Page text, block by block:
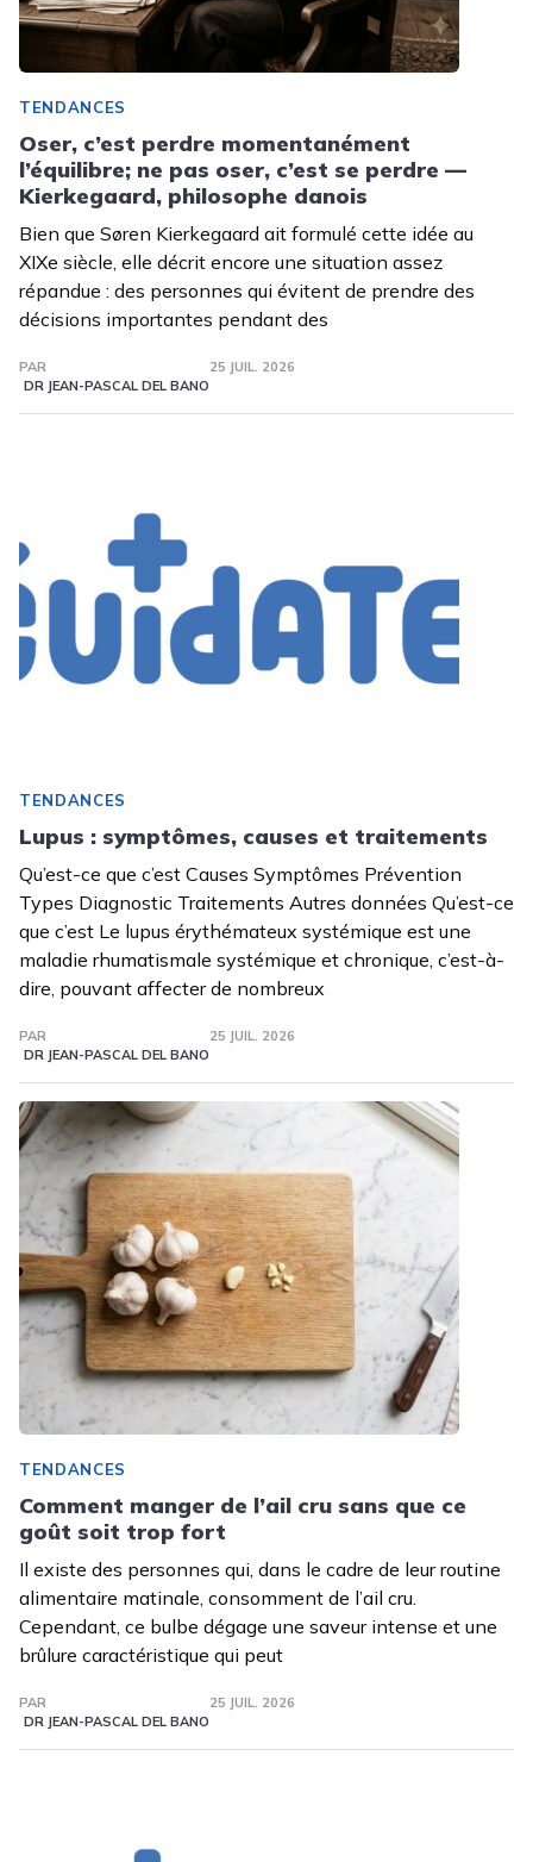
TENDANCES
Oser, c’est perdre momentanément
l’équilibre; ne pas oser, c’est se perdre —
Kierkegaard, philosophe danois
Bien que Søren Kierkegaard ait formulé cette idée au
XIXe siècle, elle décrit encore une situation assez
répandue : des personnes qui évitent de prendre des
décisions importantes pendant des
PAR
DR JEAN-PASCAL DEL BANO
25 JUIL. 2026
TENDANCES
Lupus : symptômes, causes et traitements
Qu’est-ce que c’est Causes Symptômes Prévention
Types Diagnostic Traitements Autres données Qu’est-ce
que c’est Le lupus érythémateux systémique est une
maladie rhumatismale systémique et chronique, c’est-à-
dire, pouvant affecter de nombreux
PAR
DR JEAN-PASCAL DEL BANO
25 JUIL. 2026
TENDANCES
Comment manger de l’ail cru sans que ce
goût soit trop fort
Il existe des personnes qui, dans le cadre de leur routine
alimentaire matinale, consomment de l’ail cru.
Cependant, ce bulbe dégage une saveur intense et une
brûlure caractéristique qui peut
PAR
DR JEAN-PASCAL DEL BANO
25 JUIL. 2026